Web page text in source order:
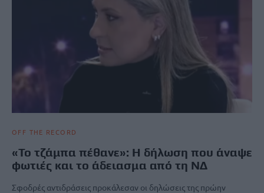
OFF THE RECORD
«Το τζάμπα πέθανε»: Η δήλωση που άναψε
φωτιές και το άδειασμα από τη ΝΔ
Σφοδρές αντιδράσεις προκάλεσαν οι δηλώσεις της πρώην